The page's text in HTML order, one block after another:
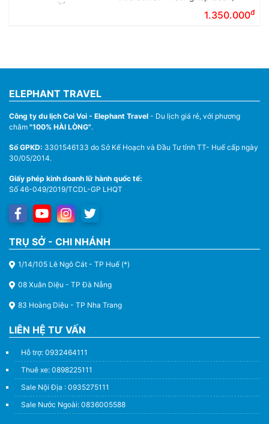
1.350.000đ
ELEPHANT TRAVEL
Công ty du lịch Coi Voi - Elephant Travel - Du lịch giá rẻ, với phương
châm "100% HÀI LÒNG".
Số GPKD: 3301546133 do Sở Kế Hoạch và Đầu Tư tỉnh TT- Huế cấp ngày
30/05/2014.
Giấy phép kinh doanh lữ hành quốc tế:
Số 46-049/2019/TCDL-GP LHQT
TRỤ SỞ - CHI NHÁNH
1/14/105 Lê Ngô Cát - TP Huế (*)
08 Xuân Diệu - TP Đà Nẵng
83 Hoàng Diệu - TP Nha Trang
LIÊN HỆ TƯ VẤN
Hỗ trợ: 0932464111
Thuê xe: 0898225111
Sale Nội Địa : 0935275111
Sale Nước Ngoài: 0836005588